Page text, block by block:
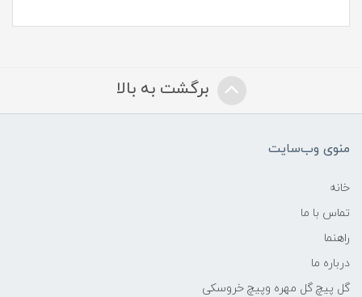
برگشت به بالا
منوی وب‌سایت
خانه
تماس با ما
راهنما
درباره ما
گل پیچ گل مهره وپیچ خروسکی